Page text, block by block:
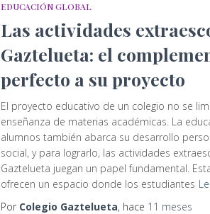
EDUCACIÓN GLOBAL
Las actividades
Gaztelueta: el
perfecto a su proyecto
El proyecto educativo de un colegio no se
enseñanza de materias académicas. La
alumnos también abarca su desarrollo
social, y para lograrlo, las actividades
Gaztelueta juegan un papel fundamental.
ofrecen un espacio donde los estudiantes
Por Colegio Gaztelueta, hace 11 meses